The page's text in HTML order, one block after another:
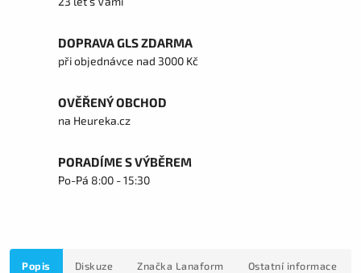
DOPRAVA GLS ZDARMA
při objednávce nad 3000 Kč
OVĚŘENÝ OBCHOD
na Heureka.cz
PORADÍME S VÝBĚREM
Po-Pá 8:00 - 15:30
Popis Diskuze Značka Lanaform Ostatní informace